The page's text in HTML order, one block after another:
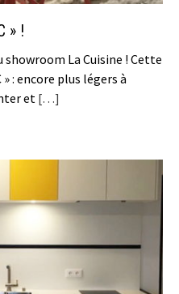
» !
La Cuisine ! Cette
: encore plus légers à
et […]